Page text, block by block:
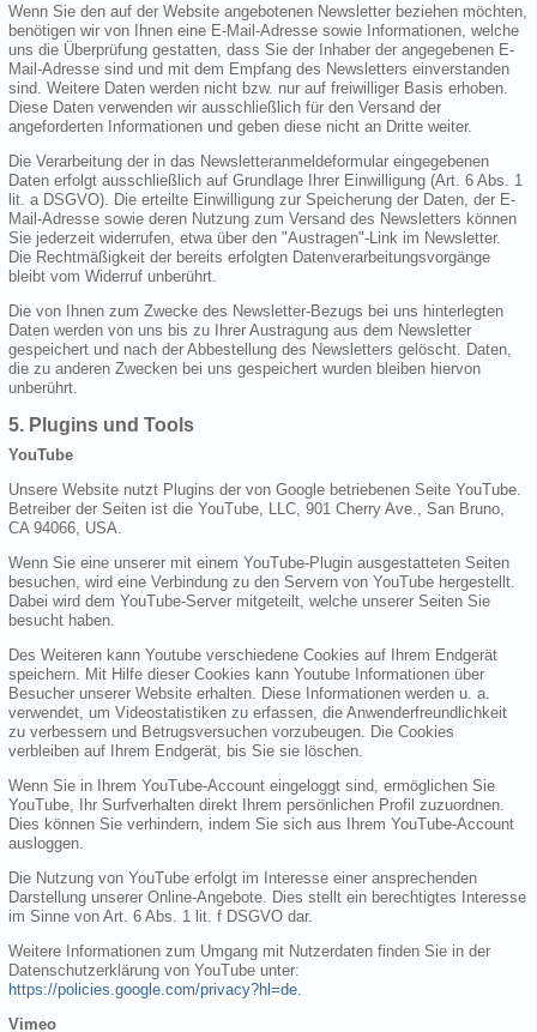
Wenn Sie den auf der Website angebotenen Newsletter beziehen möchten,
benötigen wir von Ihnen eine E-Mail-Adresse sowie Informationen, welche
uns die Überprüfung gestatten, dass Sie der Inhaber der angegebenen E-
Mail-Adresse sind und mit dem Empfang des Newsletters einverstanden
sind. Weitere Daten werden nicht bzw. nur auf freiwilliger Basis erhoben.
Diese Daten verwenden wir ausschließlich für den Versand der
angeforderten Informationen und geben diese nicht an Dritte weiter.
Die Verarbeitung der in das Newsletteranmeldeformular eingegebenen
Daten erfolgt ausschließlich auf Grundlage Ihrer Einwilligung (Art. 6 Abs. 1
lit. a DSGVO). Die erteilte Einwilligung zur Speicherung der Daten, der E-
Mail-Adresse sowie deren Nutzung zum Versand des Newsletters können
Sie jederzeit widerrufen, etwa über den "Austragen"-Link im Newsletter.
Die Rechtmäßigkeit der bereits erfolgten Datenverarbeitungsvorgänge
bleibt vom Widerruf unberührt.
Die von Ihnen zum Zwecke des Newsletter-Bezugs bei uns hinterlegten
Daten werden von uns bis zu Ihrer Austragung aus dem Newsletter
gespeichert und nach der Abbestellung des Newsletters gelöscht. Daten,
die zu anderen Zwecken bei uns gespeichert wurden bleiben hiervon
unberührt.
5. Plugins und Tools
YouTube
Unsere Website nutzt Plugins der von Google betriebenen Seite YouTube.
Betreiber der Seiten ist die YouTube, LLC, 901 Cherry Ave., San Bruno,
CA 94066, USA.
Wenn Sie eine unserer mit einem YouTube-Plugin ausgestatteten Seiten
besuchen, wird eine Verbindung zu den Servern von YouTube hergestellt.
Dabei wird dem YouTube-Server mitgeteilt, welche unserer Seiten Sie
besucht haben.
Des Weiteren kann Youtube verschiedene Cookies auf Ihrem Endgerät
speichern. Mit Hilfe dieser Cookies kann Youtube Informationen über
Besucher unserer Website erhalten. Diese Informationen werden u. a.
verwendet, um Videostatistiken zu erfassen, die Anwenderfreundlichkeit
zu verbessern und Betrugsversuchen vorzubeugen. Die Cookies
verbleiben auf Ihrem Endgerät, bis Sie sie löschen.
Wenn Sie in Ihrem YouTube-Account eingeloggt sind, ermöglichen Sie
YouTube, Ihr Surfverhalten direkt Ihrem persönlichen Profil zuzuordnen.
Dies können Sie verhindern, indem Sie sich aus Ihrem YouTube-Account
ausloggen.
Die Nutzung von YouTube erfolgt im Interesse einer ansprechenden
Darstellung unserer Online-Angebote. Dies stellt ein berechtigtes Interesse
im Sinne von Art. 6 Abs. 1 lit. f DSGVO dar.
Weitere Informationen zum Umgang mit Nutzerdaten finden Sie in der
Datenschutzerklärung von YouTube unter:
https://policies.google.com/privacy?hl=de
Vimeo